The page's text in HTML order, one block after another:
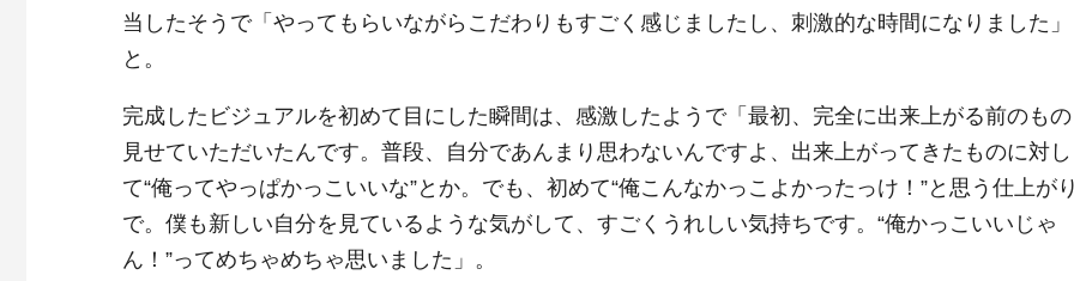
当したそうで「やってもらいながらこだわりもすごく感じましたし、刺激的な時間になりました」
と。
完成したビジュアルを初めて目にした瞬間は、感激したようで「最初、完全に出来上がる前のも
見せていただいたんです。普段、自分であんまり思わないんですよ、出来上がってきたものに対し
て“俺ってやっぱかっこいいな”とか。でも、初めて“俺こんなかっこよかったっけ！”と思う仕上が
で。僕も新しい自分を見ているような気がして、すごくうれしい気持ちです。“俺かっこいいじゃ
ん！”ってめちゃめちゃ思いました」。